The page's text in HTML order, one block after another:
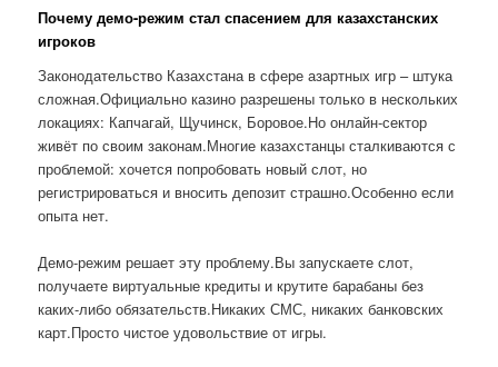
Почему демо-режим стал спасением для казахстанских
игроков
Законодательство Казахстана в сфере азартных игр – штука
сложная.Официально казино разрешены только в нескольких
локациях: Капчагай, Щучинск, Боровое.Но онлайн-сектор
живёт по своим законам.Многие казахстанцы сталкиваются с
проблемой: хочется попробовать новый слот, но
регистрироваться и вносить депозит страшно.Особенно если
опыта нет.
Демо-режим решает эту проблему.Вы запускаете слот,
получаете виртуальные кредиты и крутите барабаны без
каких-либо обязательств.Никаких СМС, никаких банковских
карт.Просто чистое удовольствие от игры.